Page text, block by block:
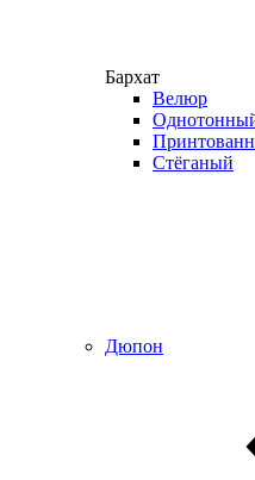
Бархат
Велюр
Стёганый
Дюпон